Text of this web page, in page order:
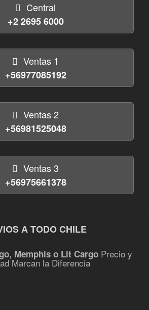
Central
+2 2695 6000
Ventas 1
+56977085192
Ventas 2
+56981525048
Ventas 3
+56975661378
A TODO CHILE
Memphis o Lit CargoPrecio y
Marcan la Diferencia